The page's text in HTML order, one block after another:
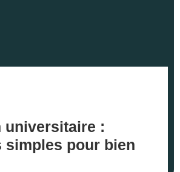
universitaire :
simples pour bien